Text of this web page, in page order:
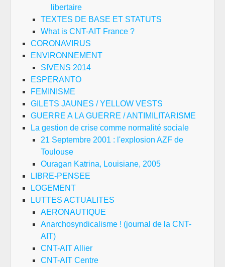
libertaire
TEXTES DE BASE ET STATUTS
What is CNT-AIT France ?
CORONAVIRUS
ENVIRONNEMENT
SIVENS 2014
ESPERANTO
FEMINISME
GILETS JAUNES / YELLOW VESTS
GUERRE A LA GUERRE / ANTIMILITARISME
La gestion de crise comme normalité sociale
21 Septembre 2001 : l'explosion AZF de
Toulouse
Ouragan Katrina, Louisiane, 2005
LIBRE-PENSEE
LOGEMENT
LUTTES ACTUALITES
AERONAUTIQUE
Anarchosyndicalisme ! (journal de la CNT-
AIT)
CNT-AIT Allier
CNT-AIT Centre